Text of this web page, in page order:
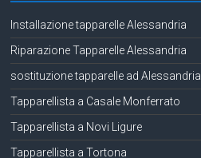
Installazione tapparelle Alessandria
Riparazione Tapparelle Alessandria
sostituzione tapparelle ad Alessandria
Tapparellista a Casale Monferrato
Tapparellista a Novi Ligure
Tapparellista a Tortona